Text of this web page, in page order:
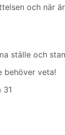
och när
ställe och
behöver veta!
31